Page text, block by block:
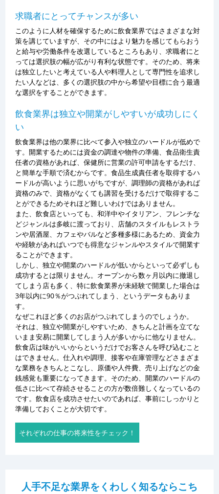
求職者にとってチャンスが多い
このように人材を確保するために飲食業界ではさまざまな対
策を講じていますが、その中にはより魅力を感じてもらおう
と給与や労働条件を改選しているところもあり、求職者にと
っては選択肢の幅が広がり有利な状態です。そのため、将来
は独立したいと考えている人や料理人として専門性を追求し
たい人などは、多くの選択肢の中から希望や目標に合う最適
な選択をすることができます。
飲食業界は独立や開業がしやすいが成功しにく
い
飲食業界は他の業界に比べて参入や独立のハードルが低めで
す。開業するためには資金の調達や物件の準備、食品衛生責
任者の資格があれば、保健所に営業の許可申請をするだけ、
と簡単な手順で済むからです。食品生成責任者を取得するハ
ードルが高いように思いがちですが、調理師の資格があれば
資格のみで、資格がなくても講習を受けるだけで取得するこ
とができるためそれほど難しいわけではありません。
また、飲食店といっても、和洋中やイタリアン、フレンチな
どジャンルは多岐に渡っており、店舗のスタイルもレストラ
ンや居酒屋、カフェやバルなど多種多様にあるため、資金力
や経験があればいつでも得意なジャンルやスタイルで開業す
ることができます。
しかし、独立や開業のハードルが低いからといって必ずしも
成功するとは限りません。オープンから数ヶ月以内に撤退し
てしまう店も多く、特に飲食業界が未経験で開業した場合は
3年以内に90％がつぶれてしまう、というデータもありま
す。
なぜこれほど多くのお店がつぶれてしまうのでしょうか。
それは、独立や開業がしやすいため、きちんと計画を立てな
いまま安易に開業してしまう人が多いからに他なりません。
飲食店は味がいいからというだけでお客さんを呼び込むこと
はできません。仕入れや調理、接客や在庫管理などさまざま
な業務をきちんとこなし、原価や人件費、売り上げなどの金
銭感覚も重要になってきます。そのため、開業のハードルの
低さに比べて存続させることの方が数倍難しくなっているの
です。飲食店を成功させたいのであれば、事前にしっかりと
準備しておくことが大切です。
それぞれの仕事の将来性をチェック！
人手不足な業界をくわしく知るならこち